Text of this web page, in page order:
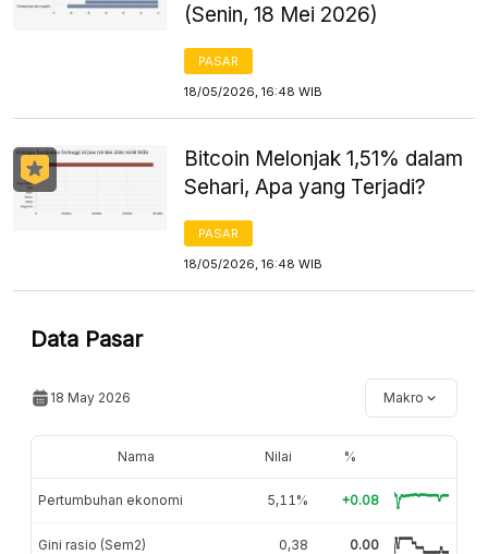
(Senin, 18 Mei 2026)
PASAR
18/05/2026, 16:48 WIB
Bitcoin Melonjak 1,51% dalam
Sehari, Apa yang Terjadi?
PASAR
18/05/2026, 16:48 WIB
Data Pasar
18 May 2026 Makro
Nama Nilai %
Pertumbuhan ekonomi 5,11% +0.08
Gini rasio (Sem2) 0,38 0.00